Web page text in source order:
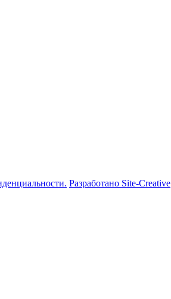
Разработано Site-Creative